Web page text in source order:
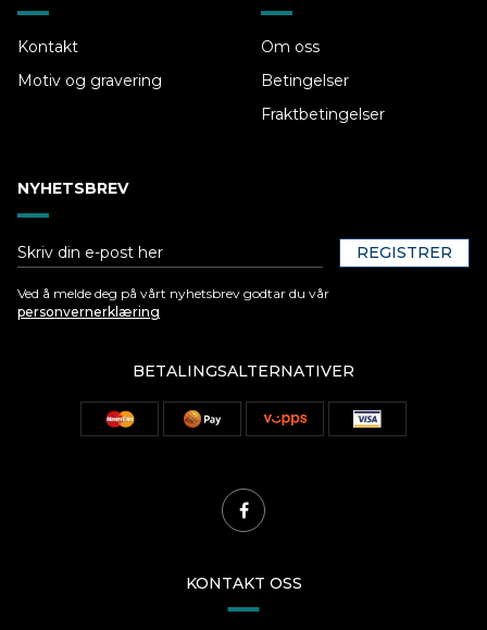
Kontakt
Motiv og gravering
Om oss
Betingelser
Fraktbetingelser
NYHETSBREV
REGISTRER
Ved å melde deg på vårt nyhetsbrev godtar du vår
personvernerklæring
BETALINGSALTERNATIVER
KONTAKT OSS